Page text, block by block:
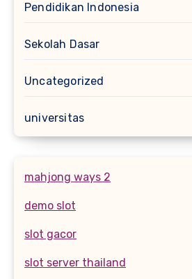
Pendidikan Indonesia
Sekolah Dasar
Uncategorized
universitas
mahjong ways 2
demo slot
slot gacor
slot server thailand